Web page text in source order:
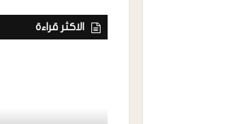
الاكثر قراءة